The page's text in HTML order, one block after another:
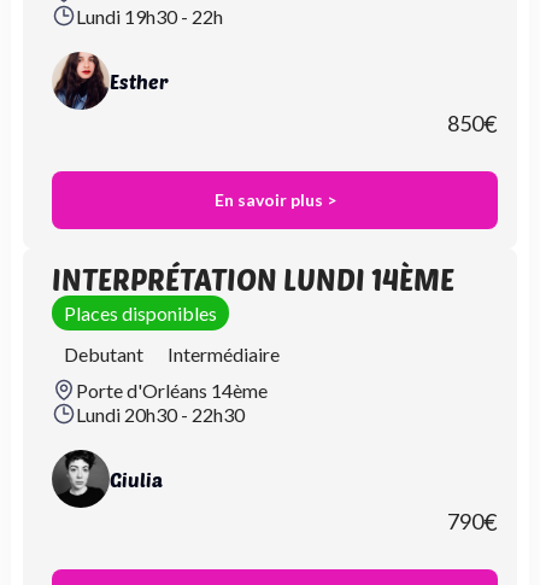
Lundi 19h30 - 22h
Esther
850€
En savoir plus >
INTERPRÉTATION LUNDI 14ÈME
Places disponibles
Debutant
Intermédiaire
Porte d'Orléans 14ème
Lundi 20h30 - 22h30
Giulia
790€